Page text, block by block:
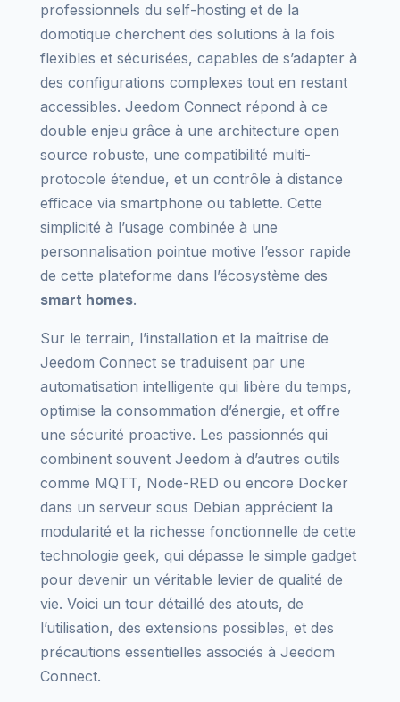
professionnels du self-hosting et de la
domotique cherchent des solutions à la fois
flexibles et sécurisées, capables de s’adapter à
des configurations complexes tout en restant
accessibles. Jeedom Connect répond à ce
double enjeu grâce à une architecture open
source robuste, une compatibilité multi-
protocole étendue, et un contrôle à distance
efficace via smartphone ou tablette. Cette
simplicité à l’usage combinée à une
personnalisation pointue motive l’essor rapide
de cette plateforme dans l’écosystème des
smart homes.
Sur le terrain, l’installation et la maîtrise de
Jeedom Connect se traduisent par une
automatisation intelligente qui libère du temps,
optimise la consommation d’énergie, et offre
une sécurité proactive. Les passionnés qui
combinent souvent Jeedom à d’autres outils
comme MQTT, Node-RED ou encore Docker
dans un serveur sous Debian apprécient la
modularité et la richesse fonctionnelle de cette
technologie geek, qui dépasse le simple gadget
pour devenir un véritable levier de qualité de
vie. Voici un tour détaillé des atouts, de
l’utilisation, des extensions possibles, et des
précautions essentielles associés à Jeedom
Connect.